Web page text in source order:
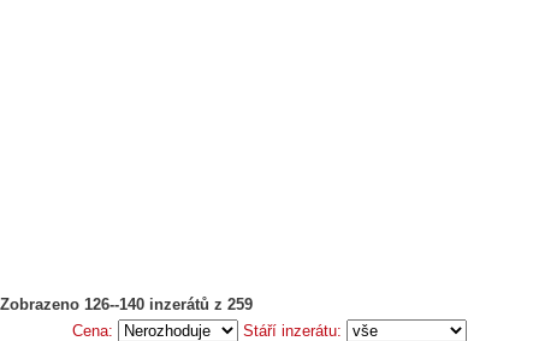
Zobrazeno 126--140 inzerátů z 259
Cena:
Stáří inzerátu: